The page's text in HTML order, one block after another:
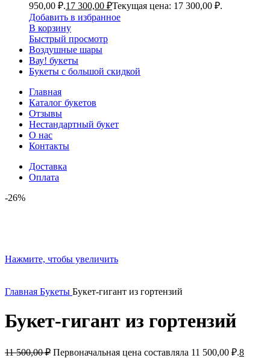
950,00 ₽.17 300,00 ₽Текущая цена: 17 300,00 ₽.
Добавить в избранное
В корзину
Быстрый просмотр
Воздушные шары
Вау! букеты
Букеты с большой скидкой
Главная
Каталог букетов
Отзывы
Нестандартный букет
О нас
Контакты
Доставка
Оплата
-26%
Нажмите, чтобы увеличить
Главная Букеты Букет-гигант из гортензий
Букет-гигант из гортензий
11 500,00₽ Первоначальная цена составляла 11 500,00 ₽.8